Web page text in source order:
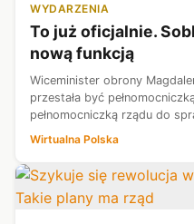
WYDARZENIA
To już oficjalnie.
nową funkcją
Wiceminister obrony
przestała być
pełnomocniczką rządu do
Wirtualna Polska